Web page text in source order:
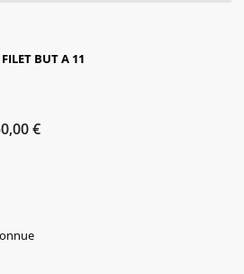
FILET BUT A 11
€